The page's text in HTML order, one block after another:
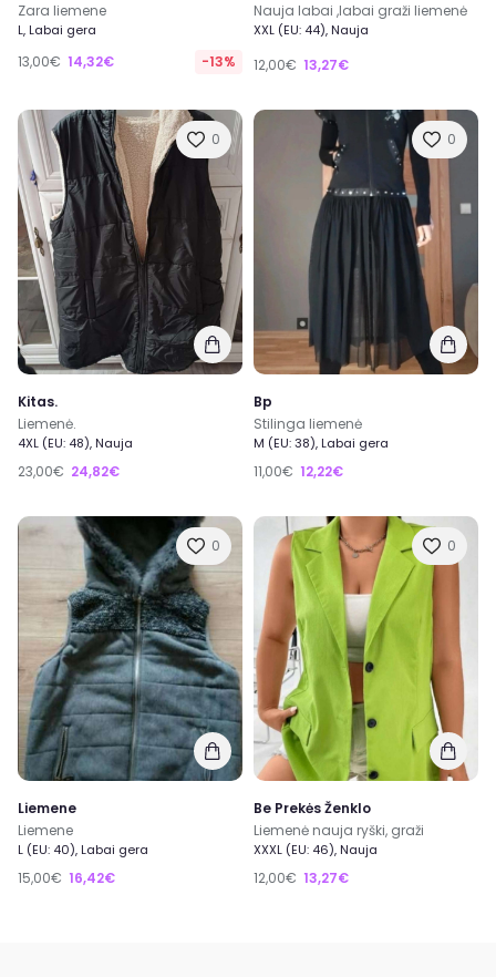
Zara liemene
L, Labai gera
13,00€ 14,32€ -13%
Nauja labai ,labai graži liemenė
XXL (EU: 44), Nauja
12,00€ 13,27€
0
Kitas.
Liemenė.
4XL (EU: 48), Nauja
23,00€ 24,82€
0
Bp
Stilinga liemenė
M (EU: 38), Labai gera
11,00€ 12,22€
0
Liemene
Liemene
L (EU: 40), Labai gera
15,00€ 16,42€
0
Be Prekės Ženklo
Liemenė nauja ryški, graži
XXXL (EU: 46), Nauja
12,00€ 13,27€